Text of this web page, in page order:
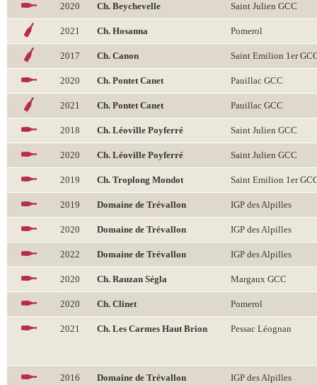
2020 Ch. Beychevelle Saint Julien GCC
2021 Ch. Hosanna Pomerol
2017 Ch. Canon Saint Emilion 1er
2020 Ch. Pontet Canet Pauillac GCC
2021 Ch. Pontet Canet Pauillac GCC
2018 Ch. Léoville Poyferré Saint Julien GCC
2020 Ch. Léoville Poyferré Saint Julien GCC
2019 Ch. Troplong Mondot Saint Emilion 1er
2019 Domaine de Trévallon IGP des Alpilles
2020 Domaine de Trévallon IGP des Alpilles
2022 Domaine de Trévallon IGP des Alpilles
2020 Ch. Rauzan Ségla Margaux GCC
2020 Ch. Clinet Pomerol
2021 Ch. Les Carmes Haut Brion Pessac Léognan
2016 Domaine de Trévallon IGP des Alpilles